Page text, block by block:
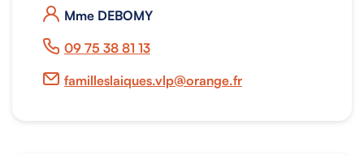
Mme DEBOMY
09 75 38 81 13
familleslaiques.vlp@orange.fr